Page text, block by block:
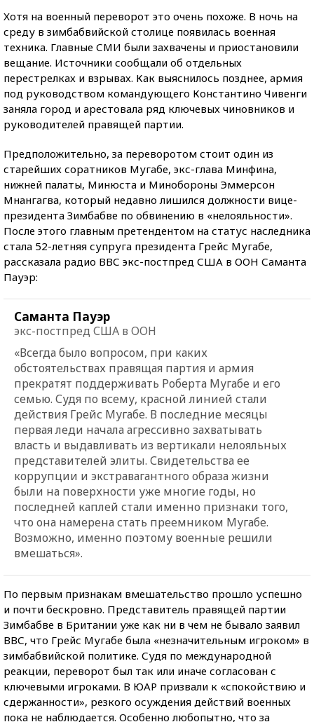
Хотя на военный переворот это очень похоже. В ночь на
среду в зимбабвийской столице появилась военная
техника. Главные СМИ были захвачены и приостановили
вещание. Источники сообщали об отдельных
перестрелках и взрывах. Как выяснилось позднее, армия
под руководством командующего Константино Чивенги
заняла город и арестовала ряд ключевых чиновников и
руководителей правящей партии.
Предположительно, за переворотом стоит один из
старейших соратников Мугабе, экс-глава Минфина,
нижней палаты, Минюста и Минобороны Эммерсон
Мнангагва, который недавно лишился должности вице-
президента Зимбабве по обвинению в «нелояльности».
После этого главным претендентом на статус наследника
стала 52-летняя супруга президента Грейс Мугабе,
рассказала радио ВВС экс-постпред США в ООН Саманта
Пауэр:
Саманта Пауэр
экс-постпред США в ООН
«Всегда было вопросом, при каких
обстоятельствах правящая партия и армия
прекратят поддерживать Роберта Мугабе и его
семью. Судя по всему, красной линией стали
действия Грейс Мугабе. В последние месяцы
первая леди начала агрессивно захватывать
власть и выдавливать из вертикали нелояльных
представителей элиты. Свидетельства ее
коррупции и экстравагантного образа жизни
были на поверхности уже многие годы, но
последней каплей стали именно признаки того,
что она намерена стать преемником Мугабе.
Возможно, именно поэтому военные решили
вмешаться».
По первым признакам вмешательство прошло успешно
и почти бескровно. Представитель правящей партии
Зимбабве в Британии уже как ни в чем не бывало заявил
ВВС, что Грейс Мугабе была «незначительным игроком» в
зимбабвийской политике. Судя по международной
реакции, переворот был так или иначе согласован с
ключевыми игроками. В ЮАР призвали к «спокойствию и
сдержанности», резкого осуждения действий военных
пока не наблюдается. Особенно любопытно, что за